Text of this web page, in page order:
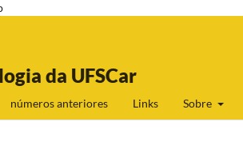
da UFSCar
números anteriores Links Sobre